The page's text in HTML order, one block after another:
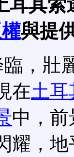
耳其索
與提
，壯
在土耳
中，
耀，